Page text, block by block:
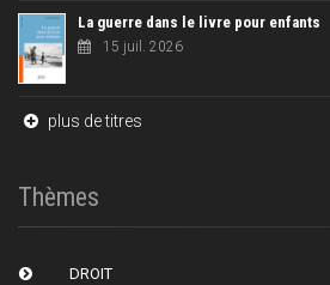
La guerre dans le livre pour enfants
15 juil. 2026
plus de titres
Thèmes
DROIT